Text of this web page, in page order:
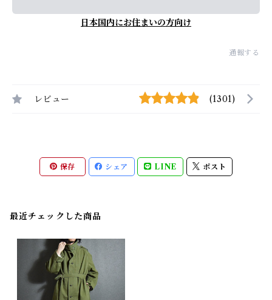
日本国内にお住まいの方向け
通報する
レビュー (1301)
保存 シェア LINE ポスト
最近チェックした商品